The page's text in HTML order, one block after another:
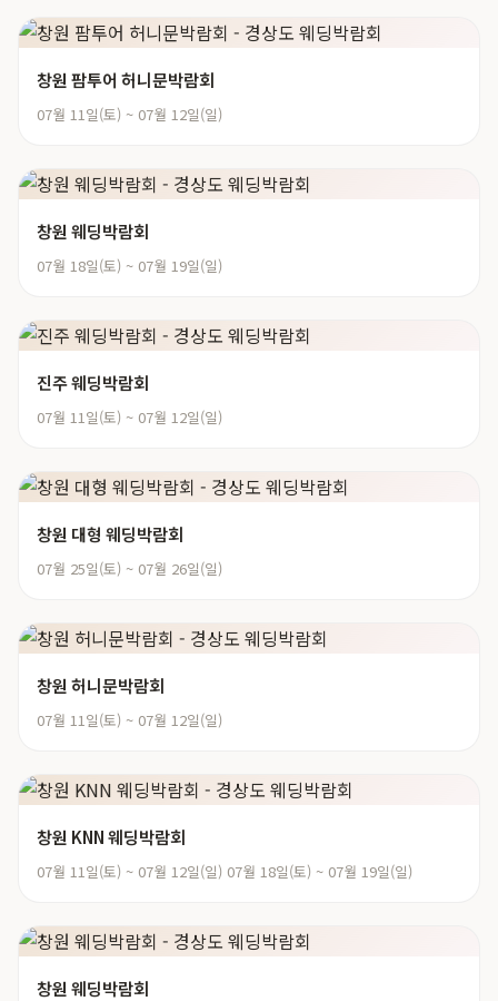
창원 팜투어 허니문박람회
07월 11일(토) ~ 07월 12일(일)
창원 웨딩박람회
07월 18일(토) ~ 07월 19일(일)
진주 웨딩박람회
07월 11일(토) ~ 07월 12일(일)
창원 대형 웨딩박람회
07월 25일(토) ~ 07월 26일(일)
창원 허니문박람회
07월 11일(토) ~ 07월 12일(일)
창원 KNN 웨딩박람회
07월 11일(토) ~ 07월 12일(일) 07월 18일(토) ~ 07월 19일(일)
창원 웨딩박람회